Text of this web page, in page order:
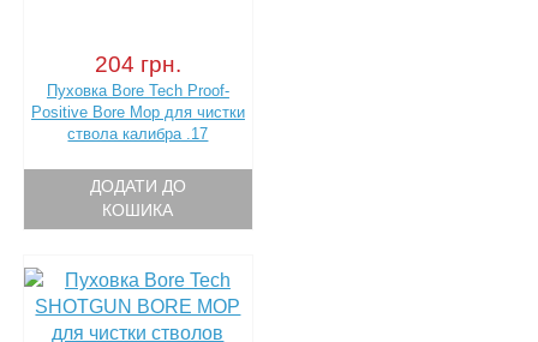
204 грн.
Пуховка Bore Tech Proof-
Positive Bore Mop для чистки
ствола калибра .17
ДОДАТИ ДО
КОШИКА